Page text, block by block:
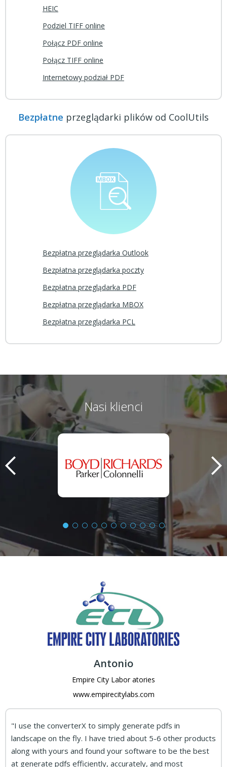
HEIC
Podziel TIFF online
Połącz PDF online
Połącz TIFF online
Internetowy podział PDF
Bezpłatne przeglądarki plików od CoolUtils
Bezpłatna przeglądarka Outlook
Bezpłatna przeglądarka poczty
Bezpłatna przeglądarka PDF
Bezpłatna przeglądarka MBOX
Bezpłatna przeglądarka PCL
Nasi klienci
"I use the converterX to simply generate pdfs in
landscape on the fly. I have tried about 5-6 other products
along with yours and found your software to be the best
at generate pdfs efficiently, accurately, and most
Antonio
Empire City Labor atories
www.empirecitylabs.com